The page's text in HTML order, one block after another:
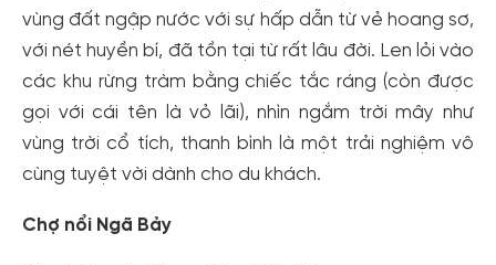
vùng đất ngập nước với sự hấp dẫn từ vẻ hoang sơ,
với nét huyền bí, đã tồn tại từ rất lâu đời. Len lỏi vào
các khu rừng tràm bằng chiếc tắc ráng (còn được
gọi với cái tên là vỏ lãi), nhìn ngắm trời mây như
vùng trời cổ tích, thanh bình là một trải nghiệm vô
cùng tuyệt vời dành cho du khách.
Chợ nổi Ngã Bảy